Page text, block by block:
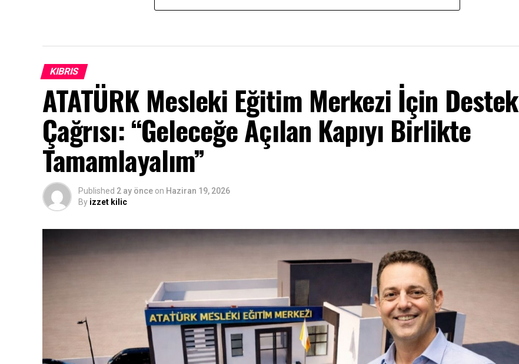
KIBRIS
ATATÜRK Mesleki Eğitim Merkezi İçin Destek
Çağrısı: “Geleceğe Açılan Kapıyı Birlikte
Tamamlayalım”
Published 2 ay önce on Haziran 19, 2026
By izzet kilic